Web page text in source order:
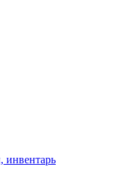
инвентарь